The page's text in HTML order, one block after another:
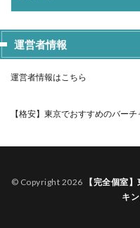
運営者情報
運営者情報はこちら
【格安】東京でおすすめのバー
© Copyright 2026
【完全個室
キ